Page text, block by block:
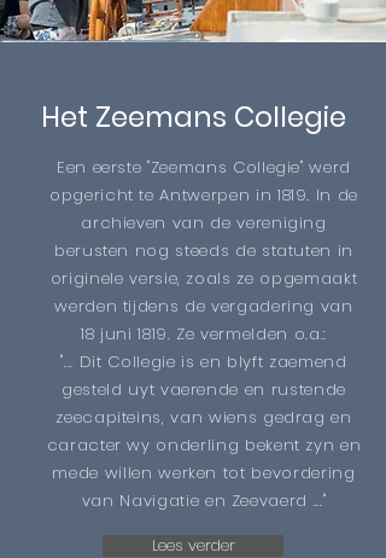
Het Zeemans Collegie
Een eerste "Zeemans Collegie" werd
opgericht te Antwerpen in 1819. In de
archieven van de vereniging
berusten nog steeds de statuten in
originele versie, zoals ze opgemaakt
werden tijdens de vergadering van
18 juni 1819. Ze vermelden o.a.:
"... Dit Collegie is en blyft zaemend
gesteld uyt vaerende en rustende
zeecapiteins, van wiens gedrag en
caracter wy onderling bekent zyn en
mede willen werken tot bevordering
van Navigatie en Zeevaerd ..."
Lees verder